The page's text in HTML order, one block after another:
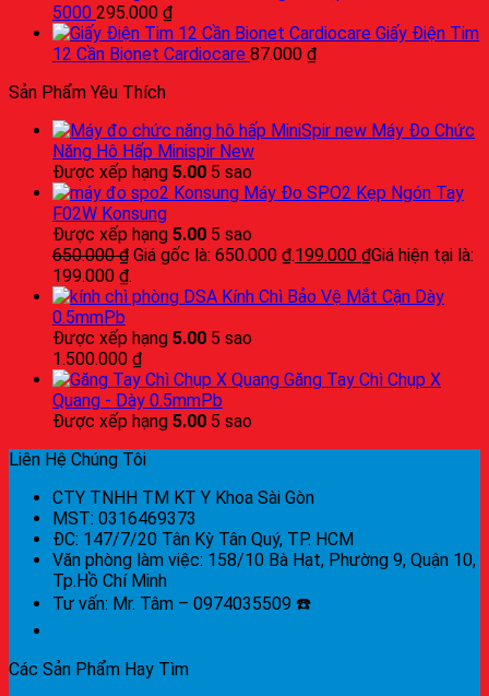
5000 295.000 ₫
Giấy Điện Tim
12 Cần Bionet Cardiocare 87.000 ₫
Sản Phẩm Yêu Thích
Máy Đo Chức
Năng Hô Hấp Minispir New
Được xếp hạng 5.00 5 sao
Máy Đo SPO2 Kẹp Ngón Tay
F02W Konsung
Được xếp hạng 5.00 5 sao
650.000₫ Giá gốc là: 650.000 ₫.199.000 ₫Giá hiện tại là:
199.000 ₫.
Kính Chì Bảo Vệ Mắt Cận Dày
0.5mmPb
Được xếp hạng 5.00 5 sao
1.500.000 ₫
Găng Tay Chì Chụp X
Quang - Dày 0.5mmPb
Được xếp hạng 5.00 5 sao
Liên Hệ Chúng Tôi
CTY TNHH TM KT Y Khoa Sài Gòn
MST: 0316469373
ĐC: 147/7/20 Tân Kỳ Tân Quý, TP. HCM
Văn phòng làm việc: 158/10 Bà Hạt, Phường 9, Quận 10,
Tp.Hồ Chí Minh
Tư vấn: Mr. Tâm – 0974035509 ☎️
Các Sản Phẩm Hay Tìm